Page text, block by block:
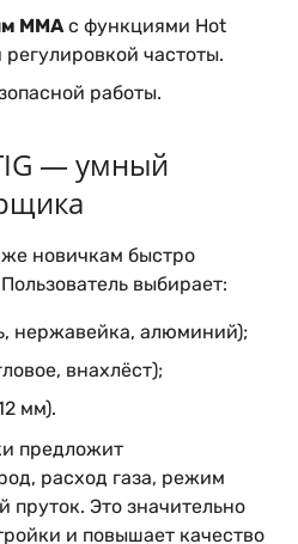
MMAс функциями Hot
частоты.
работы.
— умный
новичкам быстро
выбирает:
нержавейка, алюминий);
внахлёст);
мм).
предложит
расход газа, режим
пруток. Это значительно
и повышает качество